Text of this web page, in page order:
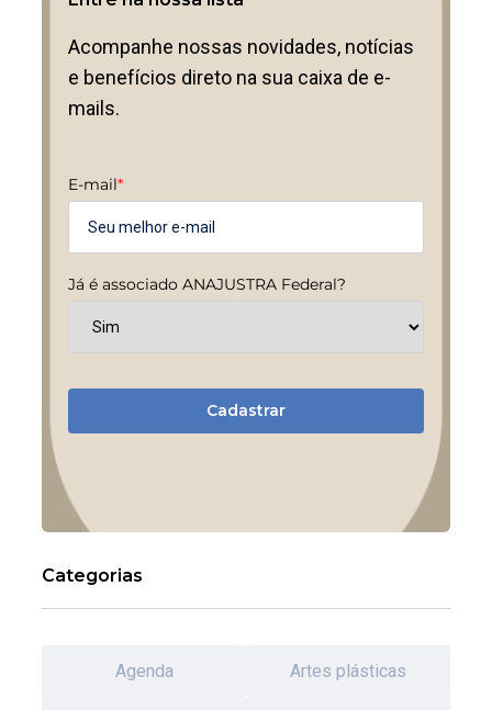
Acompanhe nossas novidades, notícias
e benefícios direto na sua caixa de e-
mails.
E-mail*
Já é associado ANAJUSTRA Federal?
Cadastrar
Categorias
Agenda Artes plásticas